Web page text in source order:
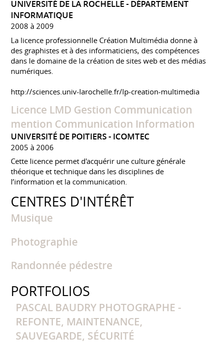
UNIVERSITÉ DE LA ROCHELLE - DÉPARTEMENT
INFORMATIQUE
2008 à 2009
La licence professionnelle Création Multimédia donne à
des graphistes et à des informaticiens, des compétences
dans le domaine de la création de sites web et des médias
numériques.
http://sciences.univ-larochelle.fr/lp-creation-multimedia
Licence LMD Gestion Communication
mention Communication Information
UNIVERSITÉ DE POITIERS - ICOMTEC
2005 à 2006
Cette licence permet d'acquérir une culture générale
théorique et technique dans les disciplines de
l’information et la communication.
CENTRES D'INTÉRÊT
Musique
Photographie
Randonnée pédestre
PORTFOLIOS
PASCAL BAUDRY PHOTOGRAPHE -
REFONTE, MAINTENANCE,
SAUVEGARDE, SÉCURITÉ